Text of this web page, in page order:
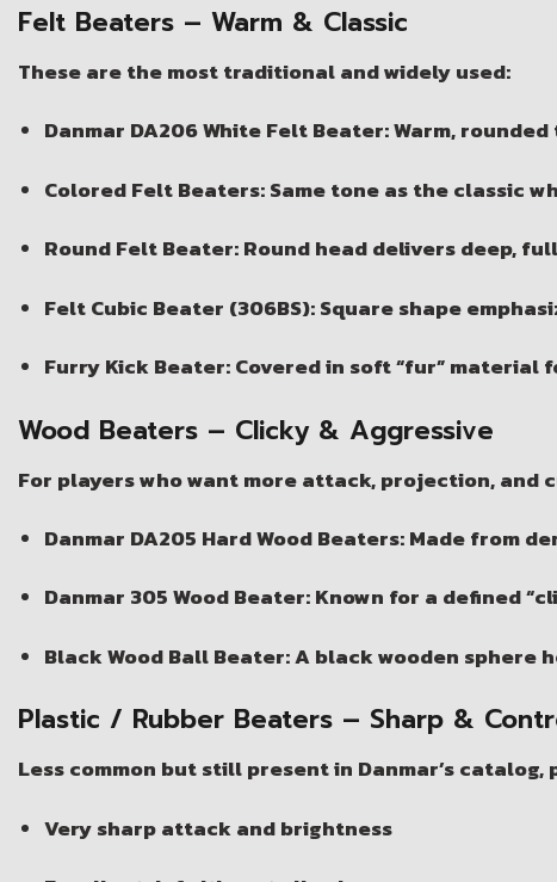
Felt Beaters – Warm & Classic
These are the most traditional and widely used:
Danmar DA206 White Felt Beater:Warm,
Colored Felt Beaters:Same tone as the classic
Round Felt Beater:Round head delivers deep,
Felt Cubic Beater (306BS):Square shape
Furry Kick Beater:Covered in soft “fur”
Wood Beaters – Clicky & Aggressive
For players who want more attack, projection, and
Danmar DA205 Hard Wood Beaters:Made from
Danmar 305 Wood Beater:Known for a defined
Black Wood Ball Beater:A black wooden sphere
Plastic / Rubber Beaters – Sharp &
Less common but still present in Danmar’s
Very sharp attack and brightness